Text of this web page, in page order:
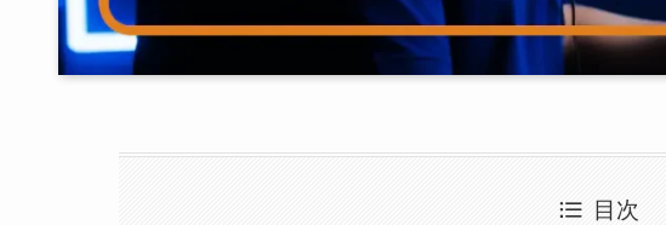
目次